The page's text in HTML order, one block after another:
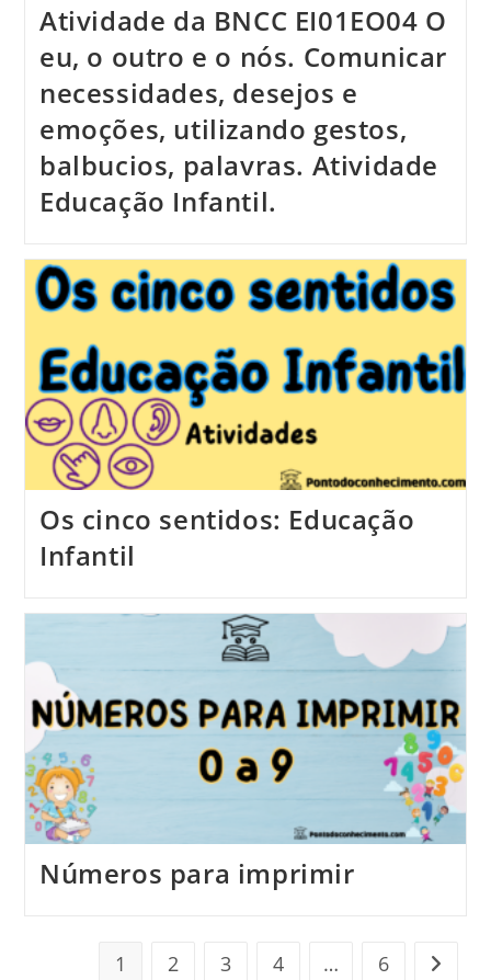
Atividade da BNCC EI01EO04 O
eu, o outro e o nós. Comunicar
necessidades, desejos e
emoções, utilizando gestos,
balbucios, palavras. Atividade
Educação Infantil.
Os cinco sentidos: Educação
Infantil
Números para imprimir
1 2 3 4 … 6 Ir para